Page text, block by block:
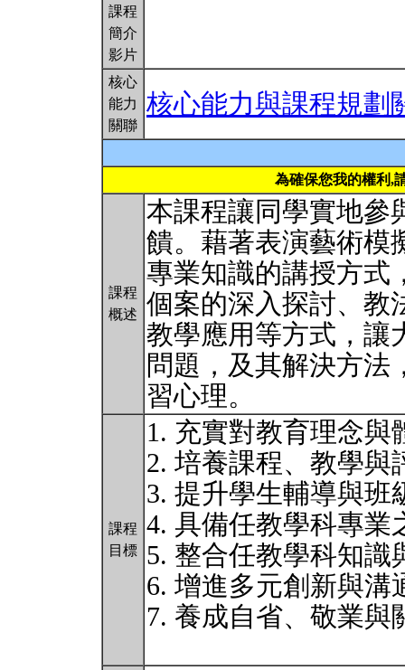
課程
簡介
影片
核心
能力
關聯
核心能力與課程規劃
為確保您我的權利,
課程
概述
本課程讓同學實地參
饋。藉著表演藝術模
專業知識的講授方式
個案的深入探討、教
教學應用等方式，讓
問題，及其解決方法
習心理。
課程
目標
1. 充實對教育理念與
2. 培養課程、教學與
3. 提升學生輔導與班
4. 具備任教學科專業
5. 整合任教學科知識
6. 增進多元創新與溝
7. 養成自省、敬業與